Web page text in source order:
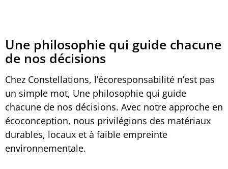
Une philosophie qui guide chacune
de nos décisions
Chez Constellations, l’écoresponsabilité n’est pas
un simple mot, Une philosophie qui guide
chacune de nos décisions. Avec notre approche en
écoconception, nous privilégions des matériaux
durables, locaux et à faible empreinte
environnementale.